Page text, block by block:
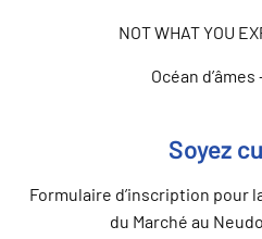
NOT WHAT YOU
Océan
Soyez
Formulaire d’inscription pour
du Marché au